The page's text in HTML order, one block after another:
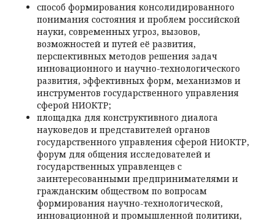
способ формирования консолидированного
понимания состояния и проблем российской
науки, современных угроз, вызовов,
возможностей и путей её развития,
перспективных методов решения задач
инновационного и научно-технологического
развития, эффективных форм, механизмов и
инструментов государственного управления
сферой НИОКТР;
площадка для конструктивного диалога
науковедов и представителей органов
государственного управления сферой НИОКТР,
форум для общения исследователей и
государственных управленцев с
заинтересованными предпринимателями и
гражданским обществом по вопросам
формирования научно-технологической,
инновационной и промышленной политики,